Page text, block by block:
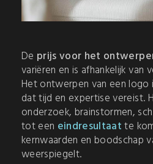
De prijs voor het
variëren en is afhankelijk van
Het ontwerpen van een logo
dat tijd en expertise vereist.
onderzoek, brainstormen,
tot een eindresultaatte
kernwaarden en boodschap
weerspiegelt.